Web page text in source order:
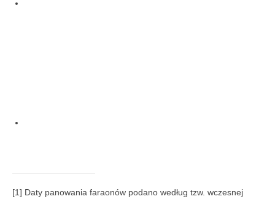
[1] Daty panowania faraonów podano według tzw. wczesnej